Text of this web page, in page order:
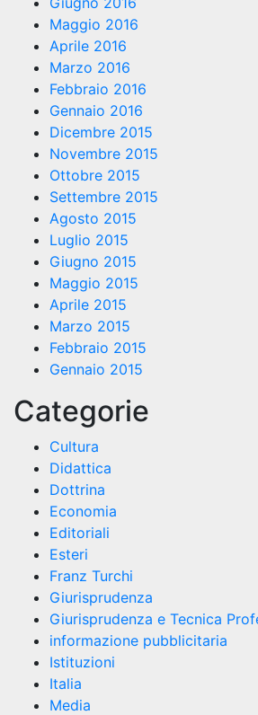
Maggio 2016
Aprile 2016
Marzo 2016
Febbraio 2016
Gennaio 2016
Dicembre 2015
Novembre 2015
Ottobre 2015
Settembre 2015
Agosto 2015
Luglio 2015
Giugno 2015
Maggio 2015
Aprile 2015
Marzo 2015
Febbraio 2015
Gennaio 2015
Categorie
Cultura
Didattica
Dottrina
Economia
Editoriali
Esteri
Franz Turchi
Giurisprudenza
Giurisprudenza e Tecnica
informazione pubblicitaria
Istituzioni
Italia
Media